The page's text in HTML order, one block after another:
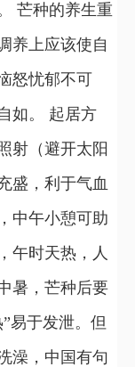
芒种的养生重
养上应该使自
怒忧郁不可
如。 起居方
射（避开太阳
盛，利于气血
中午小憩可助
午时天热，人
暑，芒种后要
易于发泄。但
澡，中国有句